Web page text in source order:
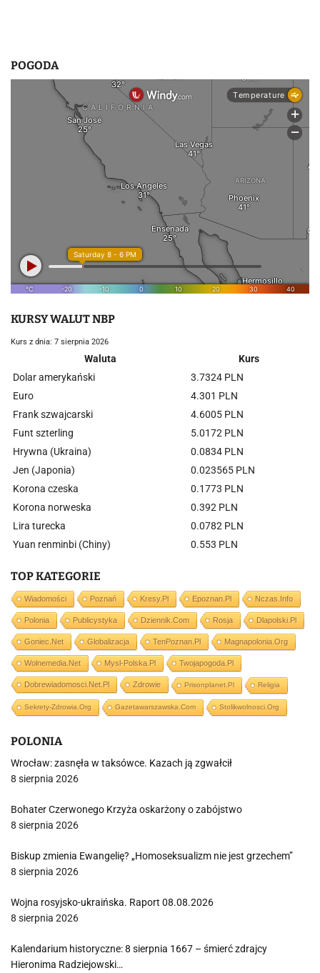
POGODA
KURSY WALUT NBP
Kurs z dnia: 7 sierpnia 2026
Waluta
Kurs
Dolar amerykański
3.7324 PLN
Euro
4.301 PLN
Frank szwajcarski
4.6005 PLN
Funt szterling
5.0172 PLN
Hrywna (Ukraina)
0.0834 PLN
Jen (Japonia)
0.023565 PLN
Korona czeska
0.1773 PLN
Korona norweska
0.392 PLN
Lira turecka
0.0782 PLN
Yuan renminbi (Chiny)
0.553 PLN
TOP KATEGORIE
Wiadomości Poznań Kresy.pl Epoznan.pl Nczas.info
Polonia Publicystyka Dziennik.com Rosja Dlapolski.pl
Goniec.net Globalizacja TenPoznan.pl Magnapolonia.org
Wolnemedia.net Mysl-Polska.pl Twojapogoda.pl
Dobrewiadomosci.net.pl Zdrowie Prisonplanet.pl Religia
Sekrety-Zdrowia.org Gazetawarszawska.com Stolikwolnosci.org
POLONIA
Wrocław: zasnęła w taksówce. Kazach ją zgwałcił
8 sierpnia 2026
Bohater Czerwonego Krzyża oskarżony o zabójstwo
8 sierpnia 2026
Biskup zmienia Ewangelię? „Homoseksualizm nie jest grzechem”
8 sierpnia 2026
Wojna rosyjsko-ukraińska. Raport 08.08.2026
8 sierpnia 2026
Kalendarium historyczne: 8 sierpnia 1667 – śmierć zdrajcy
Hieronima Radziejowski…